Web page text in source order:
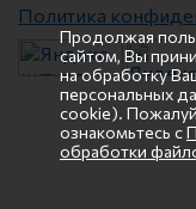
Политика
Продолжая
сайтом, Вы
на обработку
персональных
cookie).
ознакомьтесь с
обработки